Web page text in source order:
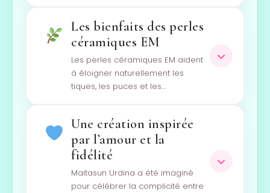
Les bienfaits des perles
céramiques EM
Les perles céramiques EM aident
à éloigner naturellement les
tiques, les puces et les…
Une création inspirée
par l’amour et la
fidélité
Maitasun Urdina a été imaginé
pour célébrer la complicité entre